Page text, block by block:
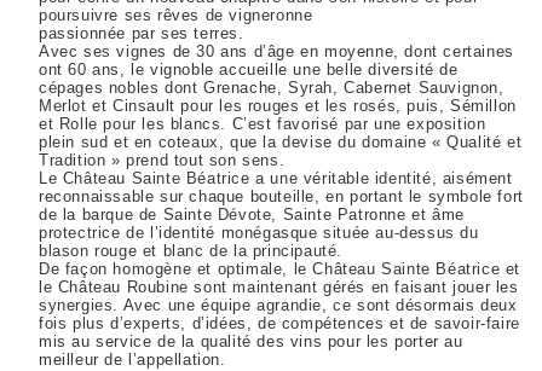
poursuivre ses rêves de vigneronne
passionnée par ses terres.
Avec ses vignes de 30 ans d’âge en moyenne, dont certaines
ont 60 ans, le vignoble accueille une belle diversité de
cépages nobles dont Grenache, Syrah, Cabernet Sauvignon,
Merlot et Cinsault pour les rouges et les rosés, puis, Sémillon
et Rolle pour les blancs. C’est favorisé par une exposition
plein sud et en coteaux, que la devise du domaine « Qualité et
Tradition » prend tout son sens.
Le Château Sainte Béatrice a une véritable identité, aisément
reconnaissable sur chaque bouteille, en portant le symbole fort
de la barque de Sainte Dévote, Sainte Patronne et âme
protectrice de l’identité monégasque située au-dessus du
blason rouge et blanc de la principauté.
De façon homogène et optimale, le Château Sainte Béatrice et
le Château Roubine sont maintenant gérés en faisant jouer les
synergies. Avec une équipe agrandie, ce sont désormais deux
fois plus d’experts, d’idées, de compétences et de savoir-faire
mis au service de la qualité des vins pour les porter au
meilleur de l’appellation.